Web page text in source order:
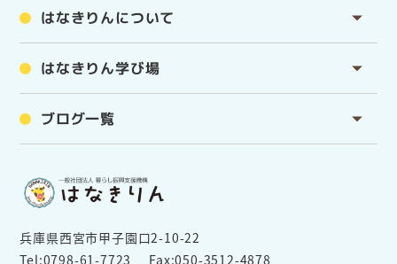
はなきりんについて
はなきりん学び場
ブログ一覧
兵庫県西宮市甲子園口2-10-22
Tel:0798-61-7723 Fax:050-3512-4878